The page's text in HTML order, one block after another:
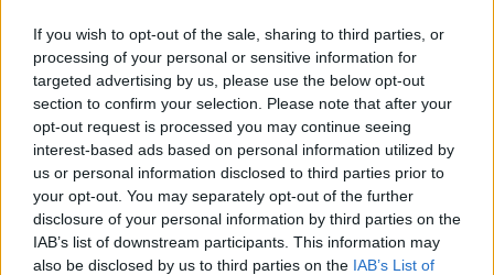
If you wish to opt-out of the sale, sharing to third parties, or
processing of your personal or sensitive information for
targeted advertising by us, please use the below opt-out
section to confirm your selection. Please note that after your
opt-out request is processed you may continue seeing
interest-based ads based on personal information utilized by
us or personal information disclosed to third parties prior to
your opt-out. You may separately opt-out of the further
disclosure of your personal information by third parties on the
IAB’s list of downstream participants. This information may
also be disclosed by us to third parties on the IAB’s List of